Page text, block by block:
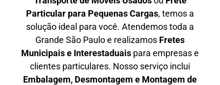
Particular para Pequenas Cargas, temos a
solução ideal para você. Atendemostoda a
Grande São Pauloe realizamos Fretes
Municipais e Interestaduais para empresas e
clientes particulares. Nosso serviço inclui
Embalagem, Desmontagem e Montagem de